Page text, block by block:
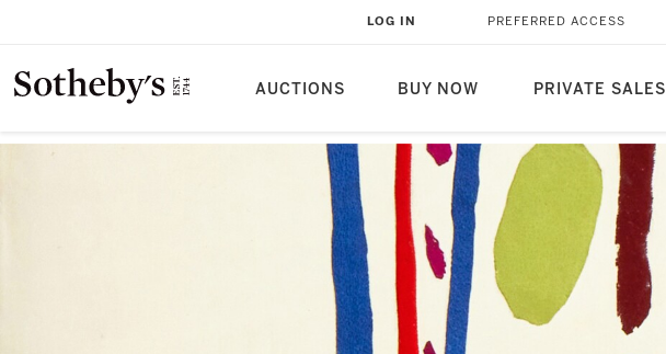
AUCTIONS BUY NOW PRIVATE SALES
LOG IN PREFERRED ACCESS